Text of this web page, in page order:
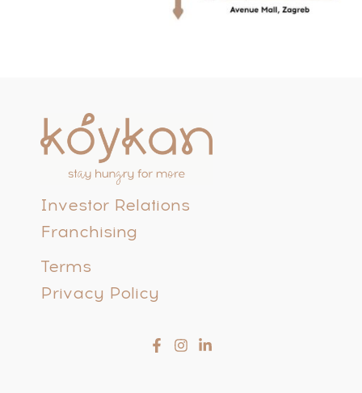
Investor Relations
Franchising
Terms
Privacy Policy